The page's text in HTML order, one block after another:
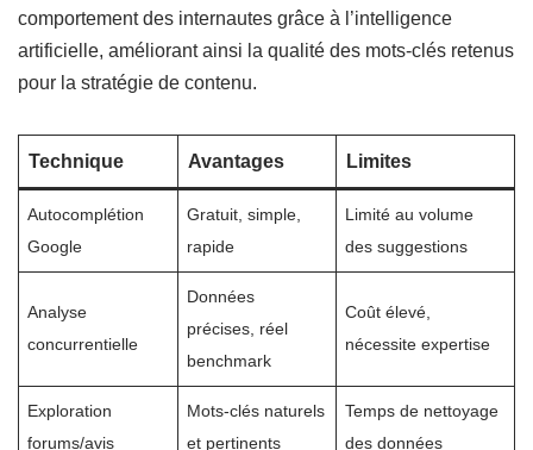
comportement des internautes grâce à l’intelligence
artificielle, améliorant ainsi la qualité des mots-clés retenus
pour la stratégie de contenu.
Technique Avantages Limites
Autocomplétion
Google
Gratuit, simple,
rapide
Limité au volume
des suggestions
Analyse
concurrentielle
Données
précises, réel
benchmark
Coût élevé,
nécessite expertise
Exploration
forums/avis
Mots-clés naturels
et pertinents
Temps de nettoyage
des données